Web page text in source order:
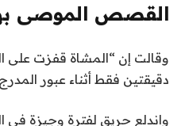
والقصص الموصى
مي
وقالت إن “المشاة قفزت على
دقيقتين فقط أثناء عبور
واندلع حريق لفترة وجيزة في